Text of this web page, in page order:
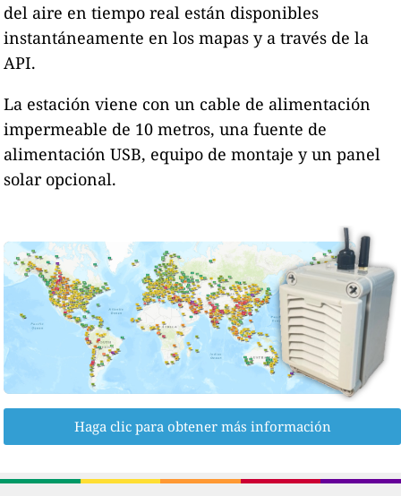
del aire en tiempo real están disponibles
instantáneamente en los mapas y a través de la
API.
La estación viene con un cable de alimentación
impermeable de 10 metros, una fuente de
alimentación USB, equipo de montaje y un panel
solar opcional.
Haga clic para obtener más información